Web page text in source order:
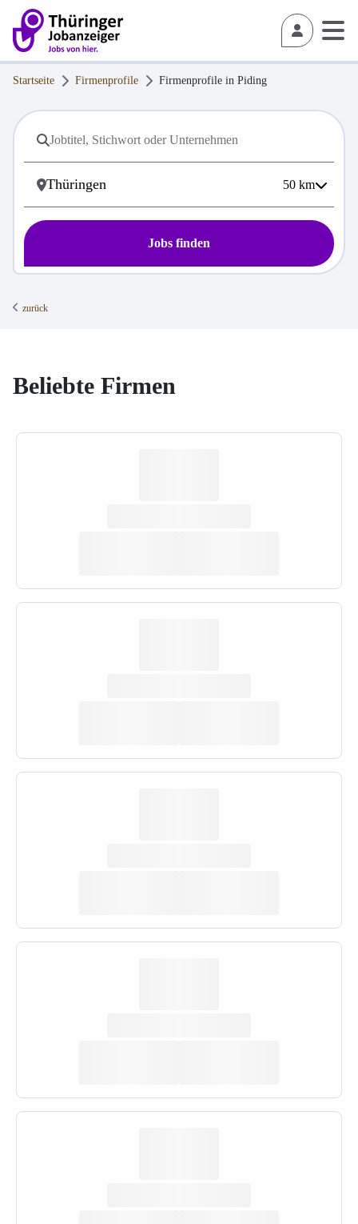
Startseite Firmenprofile Firmenprofile in Piding
50 km
Jobs finden
zurück
Beliebte Firmen